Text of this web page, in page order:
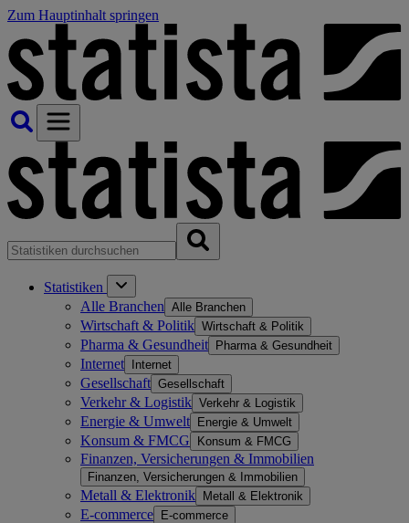
Zum Hauptinhalt springen
Statistiken
Alle Branchen Alle Branchen
Wirtschaft & Politik Wirtschaft & Politik
Pharma & Gesundheit Pharma & Gesundheit
Internet Internet
Gesellschaft Gesellschaft
Verkehr & Logistik Verkehr & Logistik
Energie & Umwelt Energie & Umwelt
Konsum & FMCG Konsum & FMCG
Finanzen, Versicherungen & Immobilien
Finanzen, Versicherungen & Immobilien
Metall & Elektronik Metall & Elektronik
E-commerce E-commerce